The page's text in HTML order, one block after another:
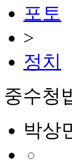
포토
>
정치
중수청
박상